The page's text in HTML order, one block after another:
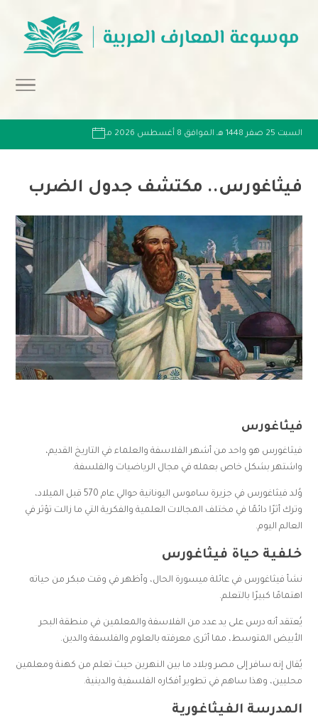
السبت 25 صفر 1448 هـ الموافق 8 أغسطس 2026 مـ
فيثاغورس.. مكتشف جدول الضرب
فيثاغورس
فيثاغورس هو واحد من أشهر الفلاسفة والعلماء في التاريخ القديم،
واشتهر بشكل خاص بعمله في مجال الرياضيات والفلسفة.
وُلد فيثاغورس في جزيرة ساموس اليونانية حوالي عام 570 قبل الميلاد،
وترك أثرًا دائمًا في مختلف المجالات العلمية والفكرية التي ما زالت تؤثر في
العالم اليوم.
خلفية حياة فيثاغورس
نشأ فيثاغورس في عائلة ميسورة الحال، وأظهر في وقت مبكر من حياته
اهتمامًا كبيرًا بالتعلم.
يُعتقد أنه درس على يد عدد من الفلاسفة والمعلمين في منطقة البحر
الأبيض المتوسط، مما أثرى معرفته بالعلوم والفلسفة والدين.
يُقال إنه سافر إلى مصر وبلاد ما بين النهرين حيث تعلم من كهنة ومعلمين
محليين، وهذا ساهم في تطوير أفكاره الفلسفية والدينية.
المدرسة الفيثاغورية